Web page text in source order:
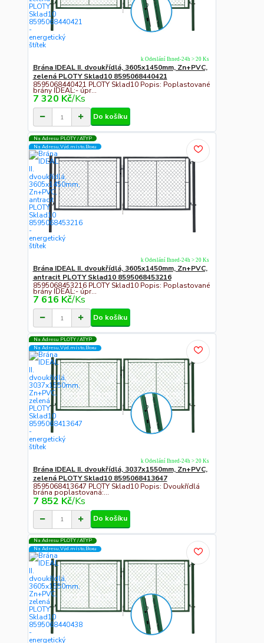
Brána IDEAL II. dvoukřídlá, 3605x1450mm, Zn+PVC,
zelená PLOTY Sklad10 8595068440421
8595068440421 PLOTY Sklad10 Popis: Poplastované
brány IDEAL:- úpr...
7 320 Kč/Ks
k Odeslání Ihned-24h > 20 Ks
Do košíku
Na Adresu PLOTY / ATYP
Na Adresu,Výd.místo,Boxu
Brána IDEAL II. dvoukřídlá, 3605x1450mm, Zn+PVC,
antracit PLOTY Sklad10 8595068453216
8595068453216 PLOTY Sklad10 Popis: Poplastované
brány IDEAL:- úpr...
7 616 Kč/Ks
k Odeslání Ihned-24h > 20 Ks
Do košíku
Na Adresu PLOTY / ATYP
Na Adresu,Výd.místo,Boxu
Brána IDEAL II. dvoukřídlá, 3037x1550mm, Zn+PVC,
zelená PLOTY Sklad10 8595068413647
8595068413647 PLOTY Sklad10 Popis: Dvoukřídlá
brána poplastovaná:...
7 852 Kč/Ks
k Odeslání Ihned-24h > 20 Ks
Do košíku
Na Adresu PLOTY / ATYP
Na Adresu,Výd.místo,Boxu